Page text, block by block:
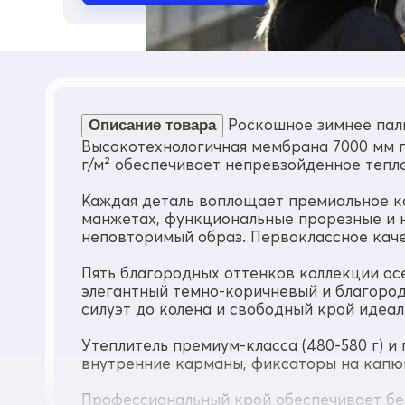
100% Полиэстер
Мех песец/Полиэстер
Материал подкладки кармана
Полиэстер
Материал наполнителя
Полиэстер
Плотность утеплителя (г/кв.м)
Диапазон температуры С°
от + 5° до - 22°
Утеплитель гр
от 480 до 580
Рост
от 165 до 195
Описание товара
Роскошное зимнее
Высокотехнологичная мембрана 7000 мм
г/м² обеспечивает непревзойденное
Каждая деталь воплощает премиальное
манжетах, функциональные прорезные и
неповторимый образ. Первоклассное
Пять благородных оттенков коллекции
элегантный темно-коричневый и
силуэт до колена и свободный крой
Утеплитель премиум-класса (480-580 г)
внутренние карманы, фиксаторы на
Профессиональный крой обеспечивает